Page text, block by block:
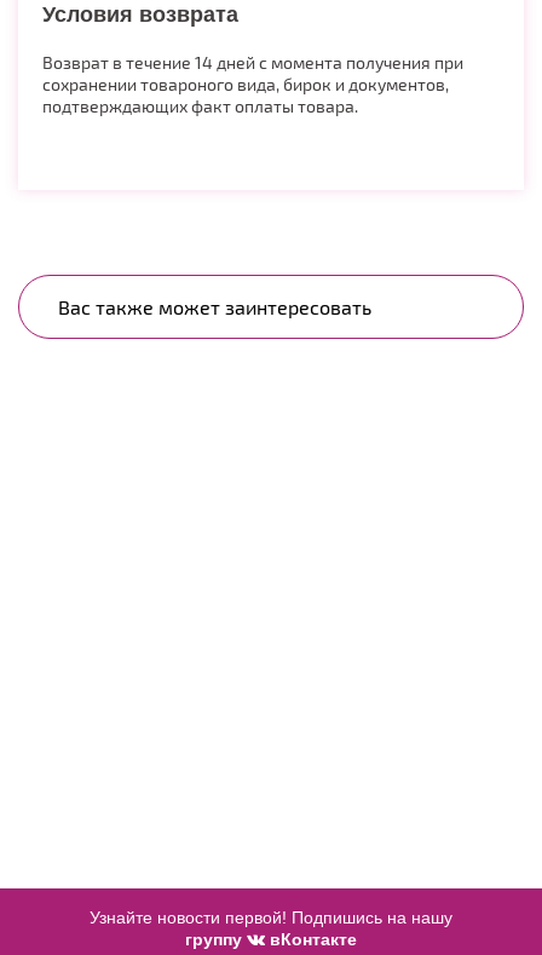
Условия возврата
Возврат в течение 14 дней с момента получения при
сохранении товароного вида, бирок и документов,
подтверждающих факт оплаты товара.
Вас также может заинтересовать
50 52
Узнайте новости первой! Подпишись на нашу
группу
вКонтакте